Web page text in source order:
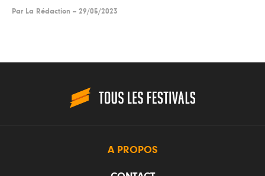
Par La Rédaction -- 29/05/2023
A PROPOS